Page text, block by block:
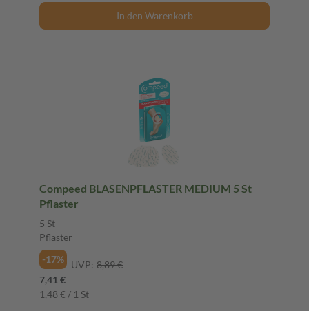
In den Warenkorb
Compeed BLASENPFLASTER MEDIUM 5 St
Pflaster
5 St
Pflaster
-17%
UVP: 8,89 €
7,41 €
1,48 € / 1 St